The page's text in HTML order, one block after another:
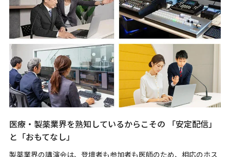
医療・製薬業界を熟知しているからこその 「安定配信」
と「おもてなし」
製薬業界の講演会は、登壇者も参加者も医師のため、相応のホス